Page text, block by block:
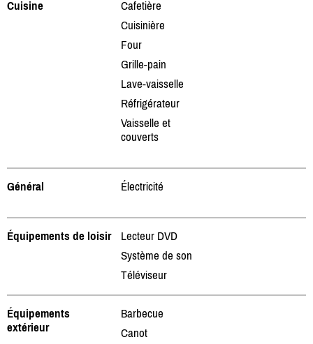
Cuisine
Cafetière
Cuisinière
Four
Grille-pain
Lave-vaisselle
Réfrigérateur
Vaisselle et
couverts
Général Électricité
Équipements de loisir
Lecteur DVD
Système de son
Téléviseur
Équipements
extérieur
Barbecue
Canot